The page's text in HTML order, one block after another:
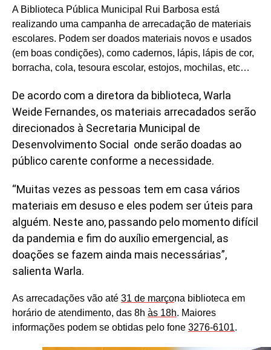
A Biblioteca Pública Municipal Rui Barbosa está
realizando uma campanha de arrecadação de materiais
escolares. Podem ser doados materiais novos e usados
(em boas condições), como cadernos, lápis, lápis de cor,
borracha, cola, tesoura escolar, estojos, mochilas, etc…
De acordo com a diretora da biblioteca, Warla
Weide Fernandes, os materiais arrecadados serão
direcionados à Secretaria Municipal de
Desenvolvimento Social onde serão doadas ao
público carente conforme a necessidade.
“Muitas vezes as pessoas tem em casa vários
materiais em desuso e eles podem ser úteis para
alguém. Neste ano, passando pelo momento difícil
da pandemia e fim do auxílio emergencial, as
doações se fazem ainda mais necessárias”,
salienta Warla.
As arrecadações vão até 31 de marçona biblioteca em
horário de atendimento, das 8h às 18h. Maiores
informações podem se obtidas pelo fone 3276-6101.